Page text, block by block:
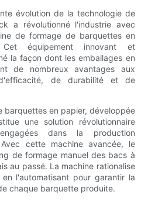
évolution de la technologie de
a révolutionné l'industrie avec
de formage de barquettes en
Cet équipement innovant et
la façon dont les emballages en
de nombreux avantages aux
de durabilité et de
barquettes en papier, développée
une solution révolutionnaire
dans la production
cette machine avancée, le
de formage manuel des bacs à
au passé. La machine rationalise
l'automatisant pour garantir la
chaque barquette produite.